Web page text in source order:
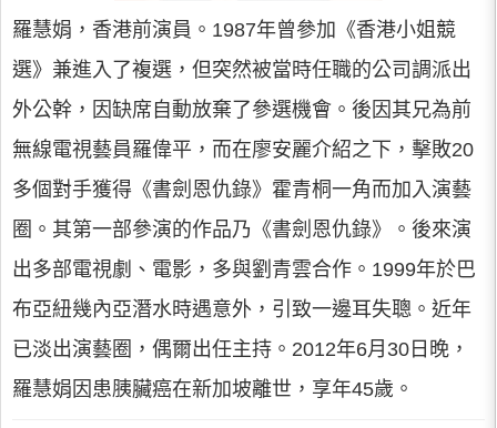
羅慧娟，香港前演員。1987年曾參加《香港小姐競
選》兼進入了複選，但突然被當時任職的公司調派出
外公幹，因缺席自動放棄了參選機會。後因其兄為前
無線電視藝員羅偉平，而在廖安麗介紹之下，擊敗20
多個對手獲得《書劍恩仇錄》霍青桐一角而加入演藝
圈。其第一部參演的作品乃《書劍恩仇錄》。後來演
出多部電視劇、電影，多與劉青雲合作。1999年於巴
布亞紐幾內亞潛水時遇意外，引致一邊耳失聰。近年
已淡出演藝圈，偶爾出任主持。2012年6月30日晚，
羅慧娟因患胰臟癌在新加坡離世，享年45歲。